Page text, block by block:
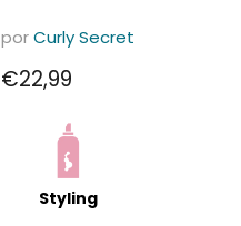
porCurly Secret
Precio actual
€22,99
Styling